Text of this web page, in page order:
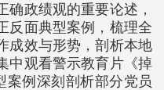
确政绩观的重要论述，
反面典型案例，梳理全
成效与形势，剖析本地
中观看警示教育片《掉
案例深刻剖析部分党员